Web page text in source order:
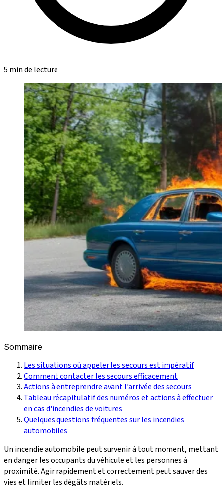
5 min de lecture
Sommaire
Les situations où appeler les secours est impératif
Comment contacter les secours efficacement
Actions à entreprendre avant l’arrivée des secours
Tableau récapitulatif des numéros et actions à effectuer
en cas d'incendies de voitures
Quelques questions fréquentes sur les incendies
automobiles
Un incendie automobile peut survenir à tout moment, mettant
en danger les occupants du véhicule et les personnes à
proximité. Agir rapidement et correctement peut sauver des
vies et limiter les dégâts matériels.